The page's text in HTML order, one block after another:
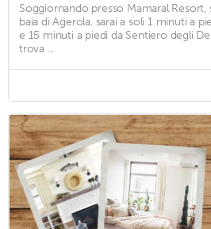
Soggiornando presso Mamaral Resort,
baia di Agerola, sarai a soli 1 minuti a
e 15 minuti a piedi da Sentiero degli
trova ...